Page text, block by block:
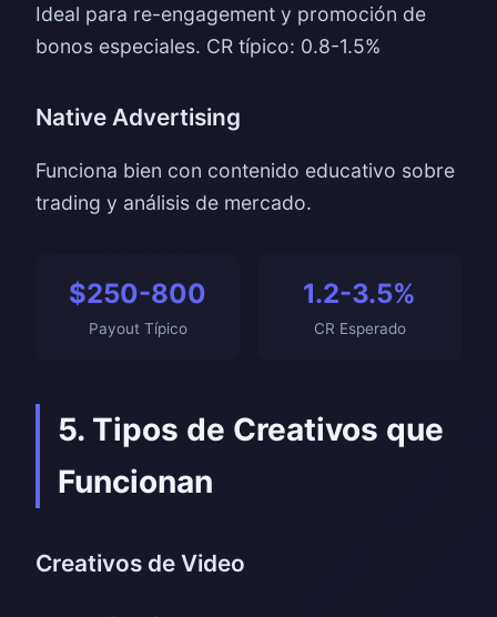
Ideal para re-engagement y promoción de
bonos especiales. CR típico: 0.8-1.5%
Native Advertising
Funciona bien con contenido educativo sobre
trading y análisis de mercado.
$250-800
Payout Típico
1.2-3.5%
CR Esperado
5. Tipos de Creativos que
Funcionan
Creativos de Video